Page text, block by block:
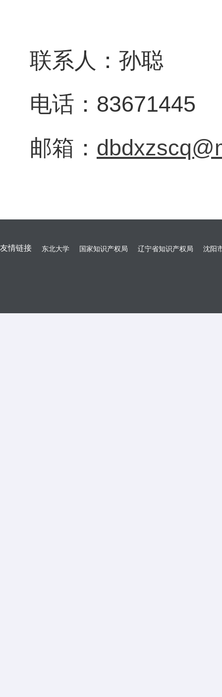
联系人：孙聪
电话：83671445
邮箱：
友情链接 东北大学 国家知识产权局 辽宁省知识产权局 沈阳